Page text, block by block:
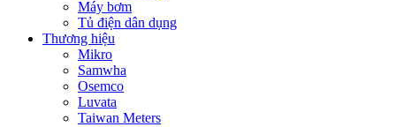
Máy bơm
Tủ điện dân dụng
Thương hiệu
Mikro
Samwha
Osemco
Luvata
Taiwan Meters